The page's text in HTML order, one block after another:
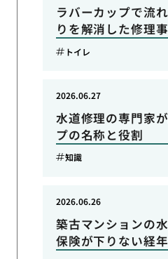
ラバーカップで流
りを解消した修理
トイレ
水道修理の専門家
プの名称と役割
2026.06.27
知識
築古マンションの
保険が下りない経
2026.06.26